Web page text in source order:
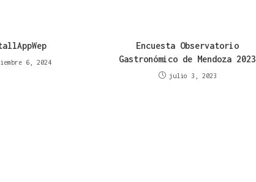
6, 2024
Encuesta Observatorio
Gastronómico de Mendoza 2023
julio 3, 2023